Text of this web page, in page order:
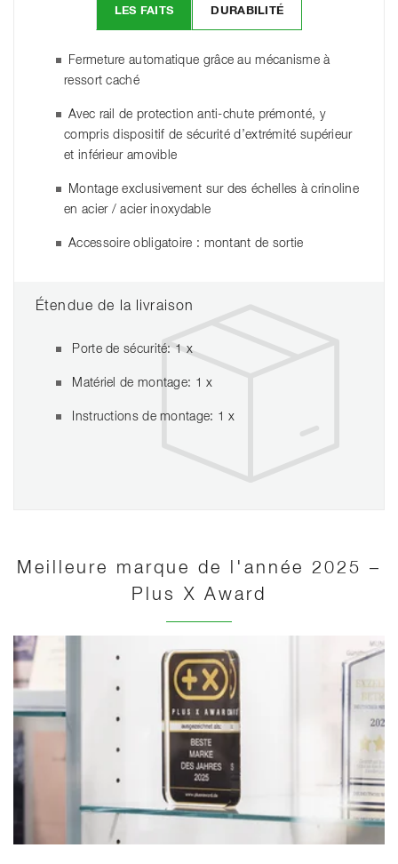
LES FAITS DURABILITÉ
Fermeture automatique grâce au mécanisme à
ressort caché
Avec rail de protection anti-chute prémonté, y
compris dispositif de sécurité d’extrémité supérieur
et inférieur amovible
Montage exclusivement sur des échelles à crinoline
en acier / acier inoxydable
Accessoire obligatoire : montant de sortie
Étendue de la livraison
Porte de sécurité: 1 x
Matériel de montage: 1 x
Instructions de montage: 1 x
Meilleure marque de l'année 2025 –
Plus X Award